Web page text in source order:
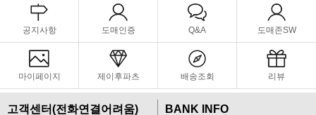
공지사항 도매인증 Q&A 도매존SW
마이페이지 제이후파츠 배송조회 리뷰
고객센터(전화연결어려움) BANK INFO